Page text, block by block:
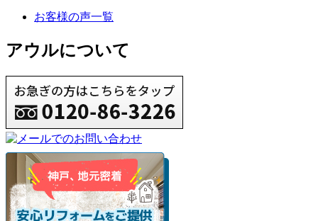
お客様の声一覧
アウルについて